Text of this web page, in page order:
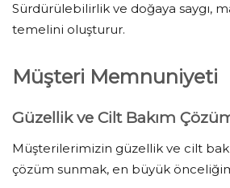
Sürdürülebilirlik ve doğaya saygı,
temelini oluşturur.
Müşteri Memnuniyeti
Güzellik ve Cilt Bakım
Müşterilerimizin güzellik ve cilt
çözüm sunmak, en büyük